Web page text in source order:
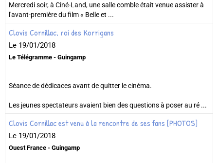
Mercredi soir, à Ciné-Land, une salle comble était venue assister à
l'avant-première du film « Belle et ...
Clovis Cornillac, roi des Korrigans
Le 19/01/2018
Le Télégramme - Guingamp
Séance de dédicaces avant de quitter le cinéma.
Les jeunes spectateurs avaient bien des questions à poser au ré ...
Clovis Cornillac est venu à la rencontre de ses fans [PHOTOS]
Le 19/01/2018
Ouest France - Guingamp